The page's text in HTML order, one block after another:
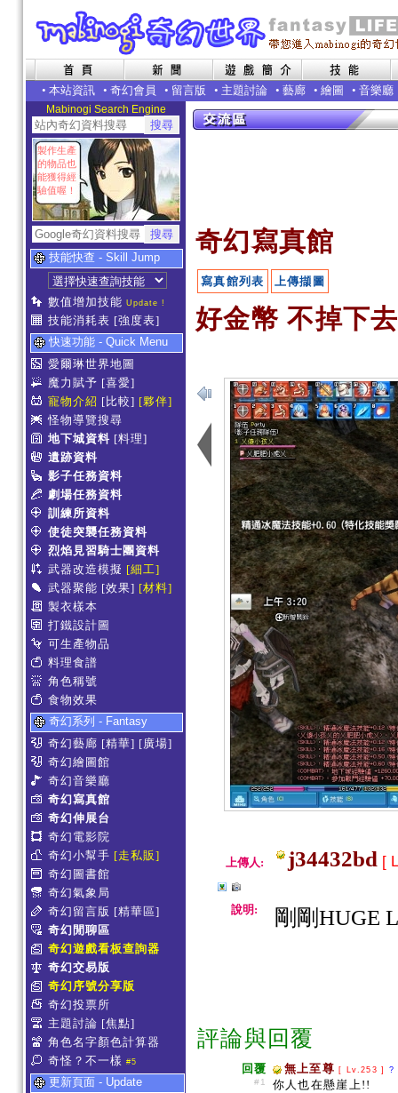
• 本站資訊 • 奇幻會員 • 留言版 • 主題討論 • 藝廊 • 繪圖 • 音樂廳
Mabinogi Search Engine
製作生產
的物品也
能獲得經
驗值喔！
技能快查 - Skill Jump
數值增加技能 Update !
技能消耗表 [強度表]
快速功能 - Quick Menu
愛爾琳世界地圖
魔力賦予 [喜愛]
寵物介紹 [比較] [夥伴]
怪物導覽搜尋
地下城資料 [料理]
遺跡資料
影子任務資料
劇場任務資料
訓練所資料
使徒突襲任務資料
烈焰見習騎士團資料
武器改造模擬 [細工]
武器聚能 [效果] [材料]
製衣樣本
打鐵設計圖
可生產物品
料理食譜
角色稱號
食物效果
奇幻系列 - Fantasy
奇幻藝廊 [精華] [廣場]
奇幻繪圖館
奇幻音樂廳
奇幻寫真館
奇幻伸展台
奇幻電影院
奇幻小幫手 [走私販]
奇幻圖書館
奇幻氣象局
奇幻留言版 [精華區]
奇幻閒聊區
奇幻遊戲看板查詢器
奇幻交易版
奇幻序號分享版
奇幻投票所
主題討論 [焦點]
角色名字顏色計算器
奇怪？不一樣 #5
更新頁面 - Update
奇幻寫真館
寫真館列表 上傳擷圖
好金幣 不掉下
上傳人: j34432bd [
說明: 剛剛HUGE
評論與回覆
回覆
#1
無上至尊 [ Lv.253 ] ?
你人也在懸崖上!!